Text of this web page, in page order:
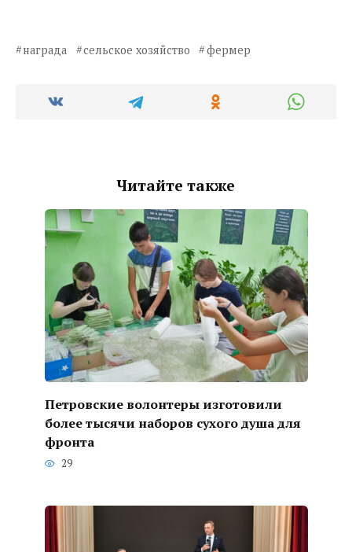
награда сельское хозяйство фермер
Читайте также
Петровские волонтеры изготовили
более тысячи наборов сухого душа для
фронта
29